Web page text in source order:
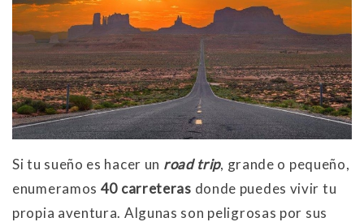
Si tu sueño es hacer un road trip, grande o pequeño,
enumeramos 40 carreteras donde puedes vivir tu
propia aventura. Algunas son peligrosas por sus